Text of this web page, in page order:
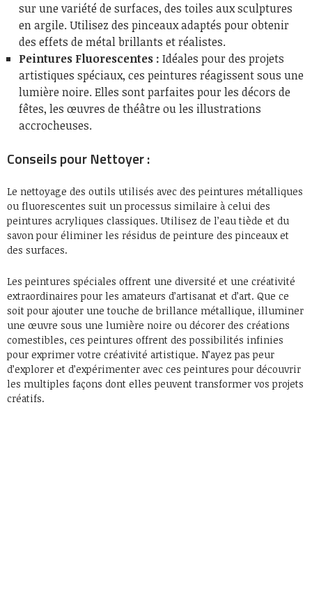
sur une variété de surfaces, des toiles aux sculptures
en argile. Utilisez des pinceaux adaptés pour obtenir
des effets de métal brillants et réalistes.
Peintures Fluorescentes : Idéales pour des projets
artistiques spéciaux, ces peintures réagissent sous une
lumière noire. Elles sont parfaites pour les décors de
fêtes, les œuvres de théâtre ou les illustrations
accrocheuses.
Conseils pour Nettoyer :
Le nettoyage des outils utilisés avec des peintures métalliques
ou fluorescentes suit un processus similaire à celui des
peintures acryliques classiques. Utilisez de l’eau tiède et du
savon pour éliminer les résidus de peinture des pinceaux et
des surfaces.
Les peintures spéciales offrent une diversité et une créativité
extraordinaires pour les amateurs d’artisanat et d’art. Que ce
soit pour ajouter une touche de brillance métallique, illuminer
une œuvre sous une lumière noire ou décorer des créations
comestibles, ces peintures offrent des possibilités infinies
pour exprimer votre créativité artistique. N’ayez pas peur
d’explorer et d’expérimenter avec ces peintures pour découvrir
les multiples façons dont elles peuvent transformer vos projets
créatifs.